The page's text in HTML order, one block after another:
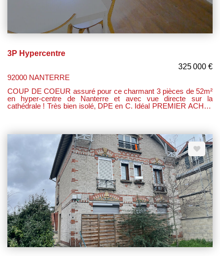
3P Hypercentre
325 000 €
92000 NANTERRE
COUP DE COEUR assuré pour ce charmant 3 pièces de 52m²
en hyper-centre de Nanterre et avec vue directe sur la
cathédrale ! Très bien isolé, DPE en C. Idéal PREMIER ACHAT
1850, cet appartement entièrement rénové offre un espace de
vie confortable et fonctionnel. Sa rénovation récente lui confère
un cachet moderne tout en préservant le charme de l'ancien.
Entrée desservant une grande chambre. Un salon cosy de
21m2 avec poêle à bois. Une cuisine ouverte et bien équipée.
une salle d'eau avec wc. Une 2e chambre.